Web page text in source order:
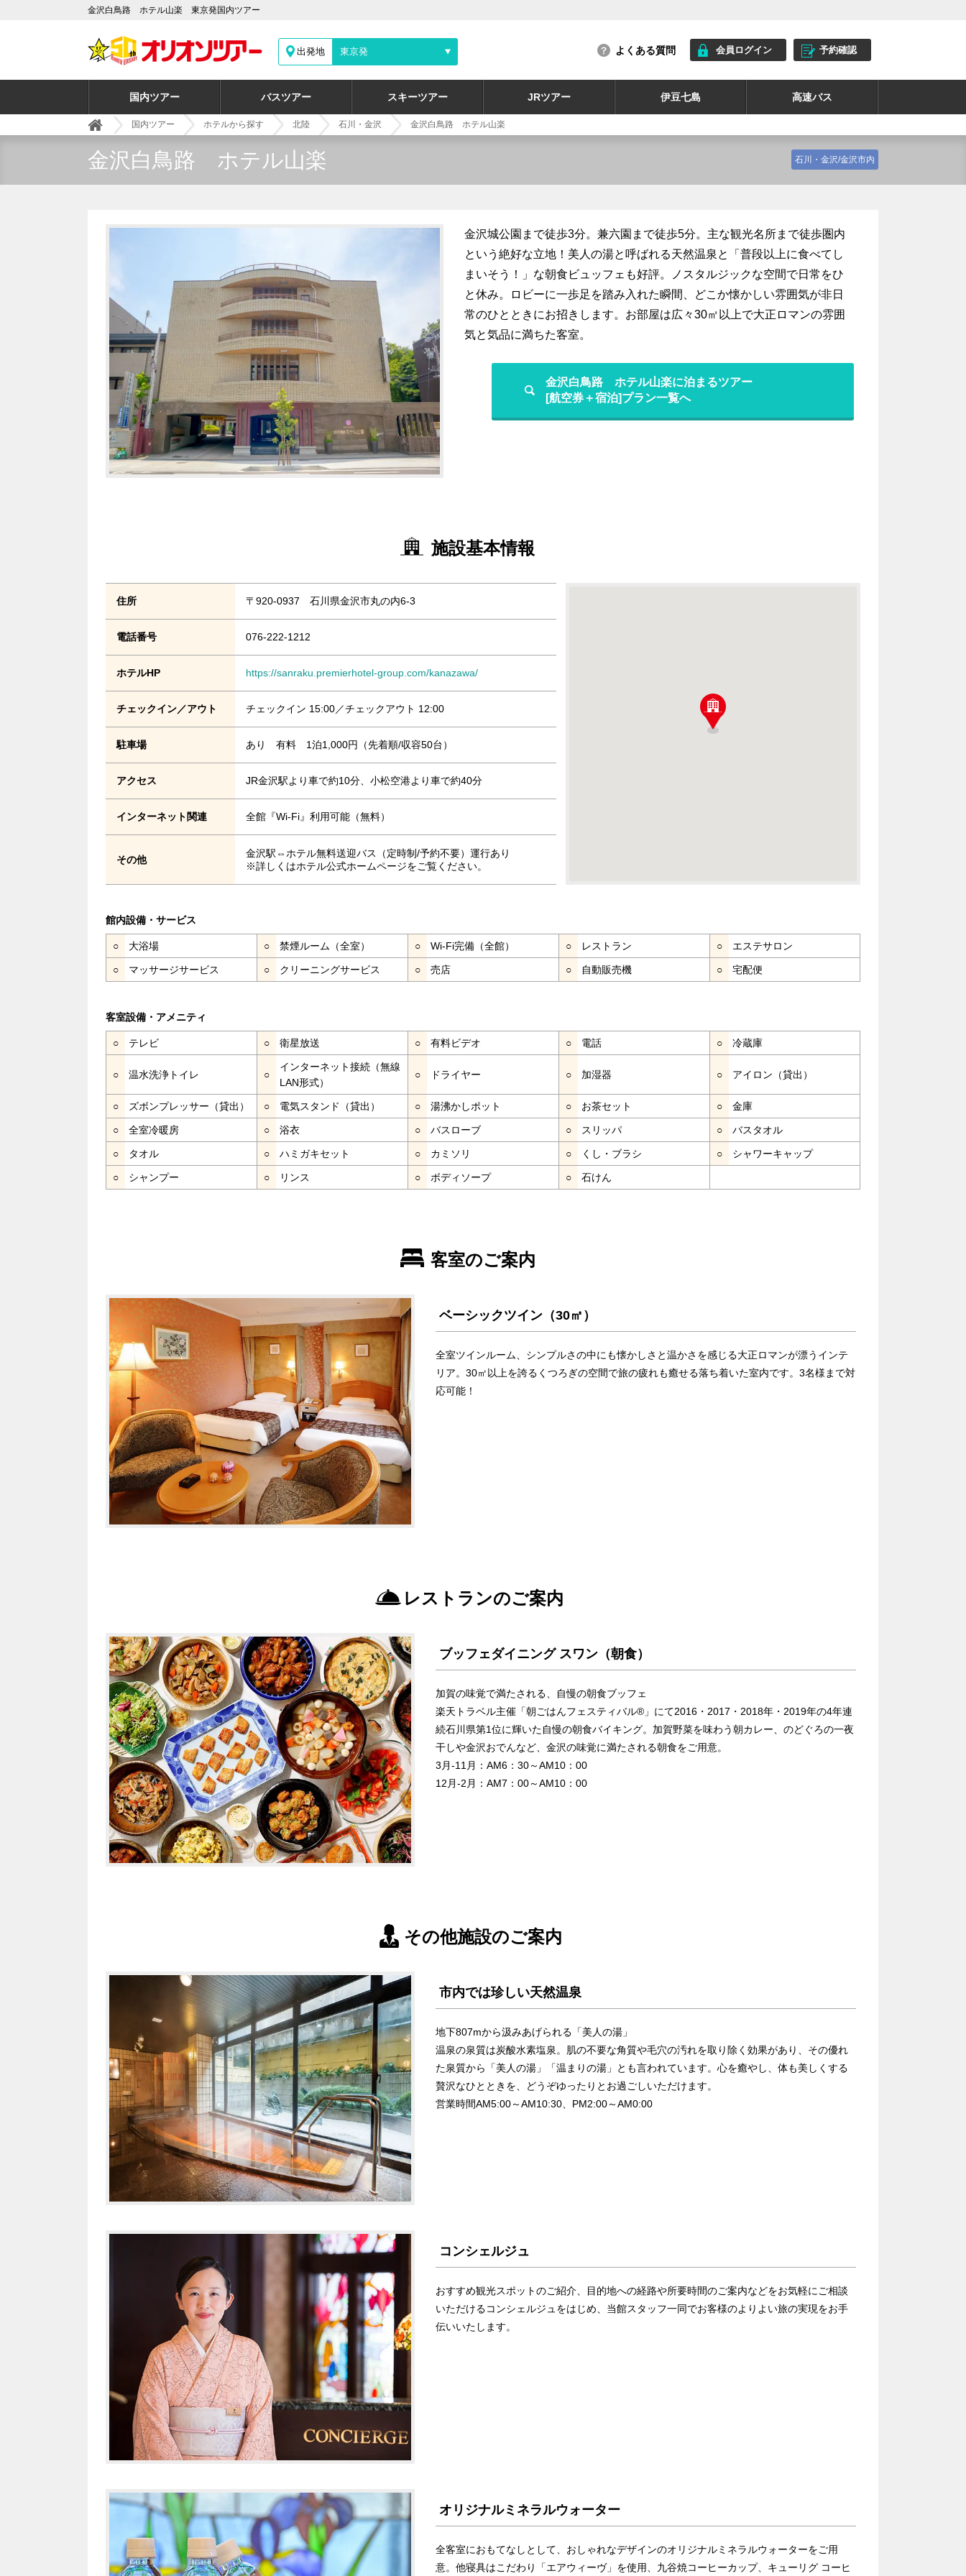
金沢白鳥路 ホテル山楽 東京発国内ツアー
出発地 東京発 よくある質問 会員ログイン 予約確認
国内ツアー バスツアー スキーツアー JRツアー 伊豆七島 高速バス
国内ツアー ホテルから探す 北陸 石川・金沢 金沢白鳥路 ホテル山楽
金沢白鳥路 ホテル山楽 石川・金沢/金沢市内
金沢城公園まで徒歩3分。兼六園まで徒歩5分。主な観光名所まで徒歩圏内
という絶好な立地！美人の湯と呼ばれる天然温泉と「普段以上に食べてし
まいそう！」な朝食ビュッフェも好評。ノスタルジックな空間で日常をひ
と休み。ロビーに一歩足を踏み入れた瞬間、どこか懐かしい雰囲気が非日
常のひとときにお招きします。お部屋は広々30㎡以上で大正ロマンの雰囲
気と気品に満ちた客室。
金沢白鳥路 ホテル山楽に泊まるツアー
[航空券＋宿泊]プラン一覧へ
施設基本情報
住所 〒920-0937 石川県金沢市丸の内6-3
電話番号 076-222-1212
ホテルHP https://sanraku.premierhotel-group.com/kanazawa/
チェックイン／アウト チェックイン 15:00／チェックアウト 12:00
駐車場 あり 有料 1泊1,000円（先着順/収容50台）
アクセス JR金沢駅より車で約10分、小松空港より車で約40分
インターネット関連 全館『Wi-Fi』利用可能（無料）
その他
金沢駅⇔ホテル無料送迎バス（定時制/予約不要）運行あり
※詳しくはホテル公式ホームページをご覧ください。
館内設備・サービス
○ 大浴場 ○ 禁煙ルーム（全室） ○ Wi-Fi完備（全館） ○ レストラン ○ エステサロン
○ マッサージサービス ○ クリーニングサービス ○ 売店 ○ 自動販売機 ○ 宅配便
客室設備・アメニティ
○ テレビ ○ 衛星放送 ○ 有料ビデオ ○ 電話 ○ 冷蔵庫
○ 温水洗浄トイレ ○
インターネット接続（無線
LAN形式）
○ ドライヤー ○ 加湿器 ○ アイロン（貸出）
○ ズボンプレッサー（貸出） ○ 電気スタンド（貸出） ○ 湯沸かしポット ○ お茶セット ○ 金庫
○ 全室冷暖房 ○ 浴衣 ○ バスローブ ○ スリッパ ○ バスタオル
○ タオル ○ ハミガキセット ○ カミソリ ○ くし・ブラシ ○ シャワーキャップ
○ シャンプー ○ リンス ○ ボディソープ ○ 石けん
客室のご案内
ベーシックツイン（30㎡）
全室ツインルーム、シンプルさの中にも懐かしさと温かさを感じる大正ロマンが漂うインテ
リア。30㎡以上を誇るくつろぎの空間で旅の疲れも癒せる落ち着いた室内です。3名様まで対
応可能！
レストランのご案内
ブッフェダイニング スワン（朝食）
加賀の味覚で満たされる、自慢の朝食ブッフェ
楽天トラベル主催「朝ごはんフェスティバル®」にて2016・2017・2018年・2019年の4年連
続石川県第1位に輝いた自慢の朝食バイキング。加賀野菜を味わう朝カレー、のどぐろの一夜
干しや金沢おでんなど、金沢の味覚に満たされる朝食をご用意。
3月-11月：AM6：30～AM10：00
12月-2月：AM7：00～AM10：00
その他施設のご案内
市内では珍しい天然温泉
地下807mから汲みあげられる「美人の湯」
温泉の泉質は炭酸水素塩泉。肌の不要な角質や毛穴の汚れを取り除く効果があり、その優れ
た泉質から「美人の湯」「温まりの湯」とも言われています。心を癒やし、体も美しくする
贅沢なひとときを、どうぞゆったりとお過ごしいただけます。
営業時間AM5:00～AM10:30、PM2:00～AM0:00
コンシェルジュ
おすすめ観光スポットのご紹介、目的地への経路や所要時間のご案内などをお気軽にご相談
いただけるコンシェルジュをはじめ、当館スタッフ一同でお客様のよりよい旅の実現をお手
伝いいたします。
オリジナルミネラルウォーター
全客室におもてなしとして、おしゃれなデザインのオリジナルミネラルウォーターをご用
意。他寝具はこだわり「エアウィーヴ」を使用、九谷焼コーヒーカップ、キューリグ コーヒ